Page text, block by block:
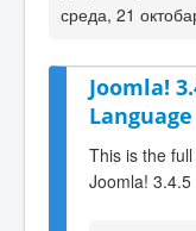
среда, 21
Joomla!
This is the
Joomla! 3.4.5